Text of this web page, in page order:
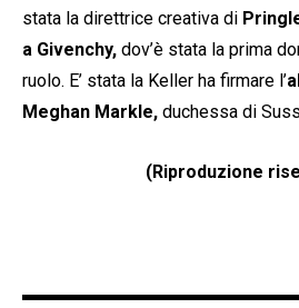
stata la direttrice creativa di
a Givenchy, dov’è stata la prima
ruolo. E’ stata la Keller ha firmare l’
Meghan Markle, duchessa di
(Riproduzione